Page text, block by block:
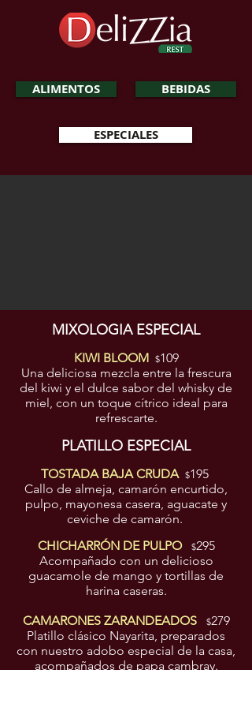
ALIMENTOS BEBIDAS
ESPECIALES
MIXOLOGIA ESPECIAL
KIWI BLOOM $109
Una deliciosa mezcla entre la frescura
del kiwi y el dulce sabor del whisky de
miel, con un toque cítrico ideal para
refrescarte.
PLATILLO ESPECIAL
TOSTADA BAJA CRUDA $195
Callo de almeja, camarón encurtido,
pulpo, mayonesa casera, aguacate y
ceviche de camarón.
CHICHARRÓN DE PULPO
$295
Acompañado con un delicioso
guacamole de mango y tortillas de
harina caseras.
CAMARONES ZARANDEADOS
$279
Platillo clásico Nayarita, preparados
con nuestro adobo especial de la casa,
acompañados de papa cambray.